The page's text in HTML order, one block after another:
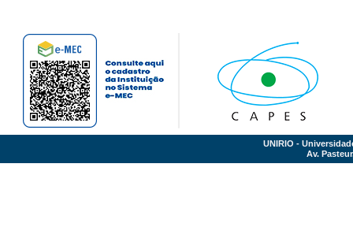
UNIRIO -
Av.